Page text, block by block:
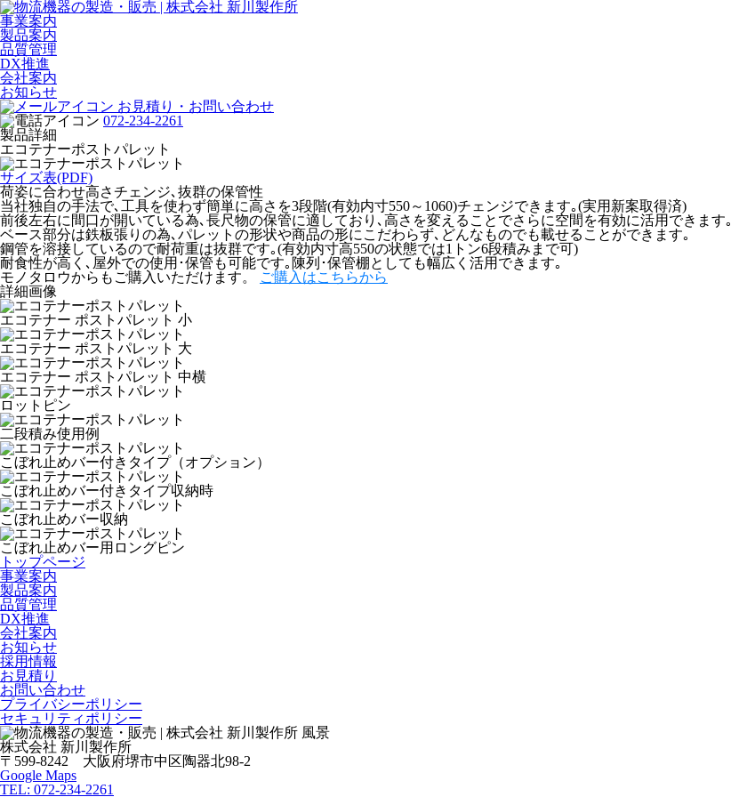
事業案内
製品案内
品質管理
DX推進
会社案内
お知らせ
お見積り・お問い合わせ
072-234-2261
製品詳細
エコテナーポストパレット
サイズ表(PDF)
荷姿に合わせ高さチェンジ､抜群の保管性
当社独自の手法で､工具を使わず簡単に高さを3段階(有効内寸550～1060)チェンジできます｡(実用新案取得済)
前後左右に間口が開いている為､長尺物の保管に適しており､高さを変えることでさらに空間を有効に活用できます｡
ベース部分は鉄板張りの為､パレットの形状や商品の形にこだわらず､どんなものでも載せることができます｡
鋼管を溶接しているので耐荷重は抜群です｡(有効内寸高550の状態では1トン6段積みまで可)
耐食性が高く､屋外での使用･保管も可能です｡陳列･保管棚としても幅広く活用できます｡
モノタロウからもご購入いただけます。
ご購入はこちらから
詳細画像
エコテナー ポストパレット 小
エコテナー ポストパレット 大
エコテナー ポストパレット 中横
ロットピン
二段積み使用例
こぼれ止めバー付きタイプ（オプション）
こぼれ止めバー付きタイプ収納時
こぼれ止めバー収納
こぼれ止めバー用ロングピン
トップページ
事業案内
製品案内
品質管理
DX推進
会社案内
お知らせ
採用情報
お見積り
お問い合わせ
プライバシーポリシー
セキュリティポリシー
株式会社 新川製作所
〒599-8242 大阪府堺市中区陶器北98-2
Google Maps
TEL: 072-234-2261